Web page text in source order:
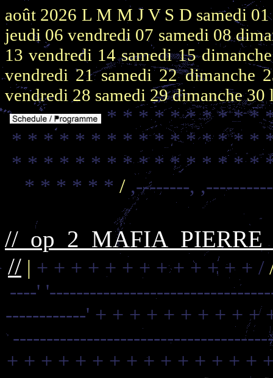
août 2026 L M M J V S D samedi
jeudi 06vendredi 07 samedi 08
13vendredi 14samedi 15
vendredi 21samedi 22dimanche
vendredi 28 samedi 29dimanche 30
* * * * * * * * * *
* * * * * * * * * * * * * * * *
* * * * * * * * * * * * * * * *
* * * * * * / ,--------,
//
// | + + + + + + + + + + + + + /
----'
------------' + + + + + + + + + +
+ + + + + + + + + + + + + + +